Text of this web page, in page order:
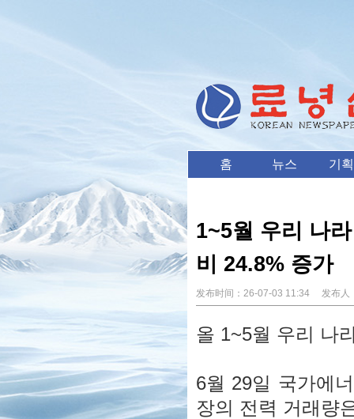
홈 뉴스 기획
1~5월 우리 나
비 24.8% 증가
发布时间： 26-07-03 11:34发布人
올 1~5월 우리 나
6월 29일 국가에
장의 전력 거래량